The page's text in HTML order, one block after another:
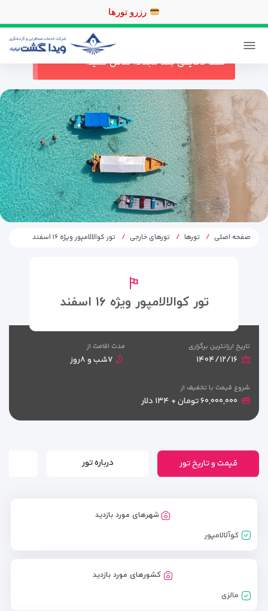
رزرو
در حال حاضر ارتباط با سرور قطع می باشد
لطفا دقایقی بعد مجددا تلاش کنید.
صفحه اصلی تورها تورهای خارجی تور کوالالامپور ویژه ۱۶ اسفند
تور کوالالامپور ویژه ۱۶ اسفند
تاریخ ارزانترین برگزاری
۱۴۰۴/۱۲/۱۶
مدت اقامت از
۷شب و ۸روز
شروع قیمت با تخفیف از
۶۰,۰۰۰,۰۰۰ تومان + ۱۳۴ دلار
قیمت و تاریخ تور درباره تور
شهرهای مورد بازدید
کوآلالامپور
کشورهای مورد بازدید
مالزی